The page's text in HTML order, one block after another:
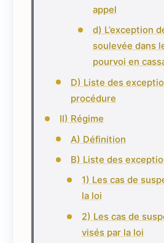
appel
d) L’exception
soulevée dans
pourvoi en
D) Liste des
procédure
II) Régime
A) Définition
B) Liste des
1) Les cas de
la loi
2) Les cas de
visés par la loi